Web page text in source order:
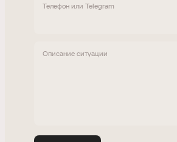
Телефон или Telegram
Описание ситуации